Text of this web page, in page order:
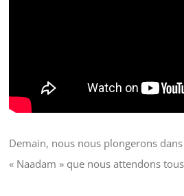
Demain, nous nous plongerons dans
« Naadam » que nous attendons